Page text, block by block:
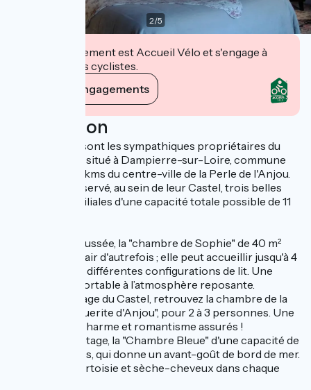
2/5
Cet établissement est Accueil Vélo et s'engage à
accueillir des cyclistes.
Voir ses engagements
Description
Jean et Sylvie sont les sympathiques propriétaires du
“Petit Hureau”, situé à Dampierre-sur-Loire, commune
de Saumur, à 4 kms du centre-ville de la Perle de l'Anjou.
Ils vous ont réservé, au sein de leur Castel, trois belles
chambres familiales d'une capacité totale possible de 11
En rez-de-chaussée, la "chambre de Sophie" de 40 m²
avec son petit air d'autrefois ; elle peut accueillir jusqu'à 4
personnes, en différentes configurations de lit. Une
chambre confortable à l’atmosphère reposante.
Au premier étage du Castel, retrouvez la chambre de la
célèbre "Marguerite d'Anjou", pour 2 à 3 personnes. Une
chambre aux charme et romantisme assurés !
Au deuxième étage, la "Chambre Bleue" d'une capacité de
2 à 4 personnes, qui donne un avant-goût de bord de mer.
Plateau de courtoisie et sèche-cheveux dans chaque